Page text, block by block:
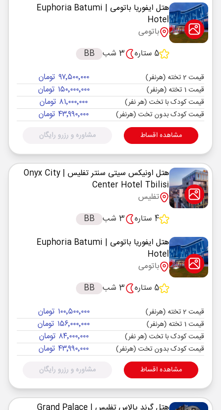
هتل ایفوریا باتومی
| Euphoria Batumi
Hotel
باتومی
5 ستاره
3 شب BB
قیمت 2 تخته (هرنفر) ۹۷٬۵۰۰٬۰۰۰ تومان
قیمت 1 تخته (هرنفر) ۱۵۰٬۰۰۰٬۰۰۰ تومان
قیمت کودک با تخت (هر نفر) ۸۱٬۰۰۰٬۰۰۰ تومان
قیمت کودک بدون تخت (هرنفر) ۴۳٬۹۹۰٬۰۰۰ تومان
مشاهده اقساط مشاوره و رزرو رایگان
هتل اونیکس سیتی سنتر تفلیس | Onyx City
Center Hotel Tbilisi
تفلیس
4 ستاره
3 شب
BB
هتل ایفوریا باتومی
| Euphoria Batumi
Hotel
باتومی
5 ستاره
3 شب BB
قیمت 2 تخته (هرنفر) ۱۰۰٬۵۰۰٬۰۰۰ تومان
قیمت 1 تخته (هرنفر) ۱۵۶٬۰۰۰٬۰۰۰ تومان
قیمت کودک با تخت (هر نفر) ۸۴٬۰۰۰٬۰۰۰ تومان
قیمت کودک بدون تخت (هرنفر) ۴۳٬۹۹۰٬۰۰۰ تومان
مشاهده اقساط مشاوره و رزرو رایگان